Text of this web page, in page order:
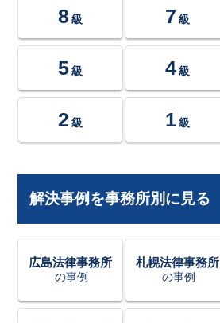
8 級 7 級
5 級 4 級
2 級 1 級
解決事例を事務所別に見る
広島法律事務所
の事例
札幌法律事務所
の事例